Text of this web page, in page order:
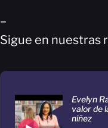
–
Sigue en nuestras
Evelyn
valor de
niñez